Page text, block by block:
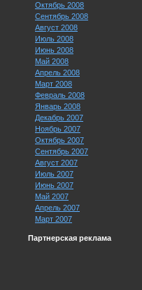
Октябрь 2008
Сентябрь 2008
Август 2008
Июль 2008
Июнь 2008
Май 2008
Апрель 2008
Март 2008
Февраль 2008
Январь 2008
Декабрь 2007
Ноябрь 2007
Октябрь 2007
Сентябрь 2007
Август 2007
Июль 2007
Июнь 2007
Май 2007
Апрель 2007
Март 2007
Партнерская реклама